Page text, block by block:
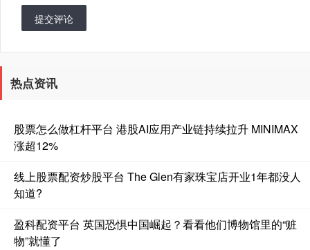
提交评论
热点资讯
股票怎么做杠杆平台 港股AI应用产业链持续拉升 MINIMAX
涨超12%
线上股票配资炒股平台 The Glen有家珠宝店开业1年都没人
知道?
盈科配资平台 英国恐惧中国崛起？看看他们博物馆里的“赃
物”就懂了